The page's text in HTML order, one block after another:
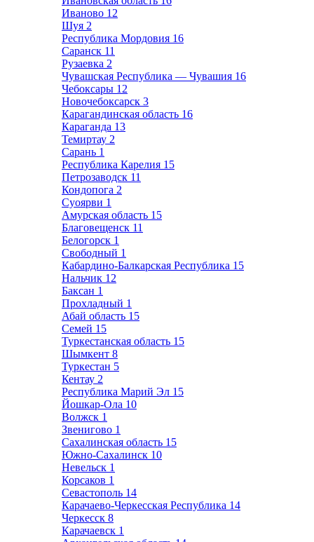
Иваново 12
Шуя 2
Республика Мордовия 16
Саранск 11
Рузаевка 2
Чувашская Республика — Чувашия 16
Чебоксары 12
Новочебоксарск 3
Карагандинская область 16
Караганда 13
Темиртау 2
Сарань 1
Республика Карелия 15
Петрозаводск 11
Кондопога 2
Суоярви 1
Амурская область 15
Благовещенск 11
Белогорск 1
Свободный 1
Кабардино-Балкарская Республика 15
Нальчик 12
Баксан 1
Прохладный 1
Абай область 15
Семей 15
Туркестанская область 15
Шымкент 8
Туркестан 5
Кентау 2
Республика Марий Эл 15
Йошкар-Ола 10
Волжск 1
Звенигово 1
Сахалинская область 15
Южно-Сахалинск 10
Невельск 1
Корсаков 1
Севастополь 14
Карачаево-Черкесская Республика 14
Черкесск 8
Карачаевск 1